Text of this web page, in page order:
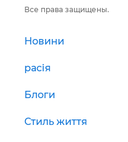
Все права защищены.
Новини
расія
Блоги
Стиль життя